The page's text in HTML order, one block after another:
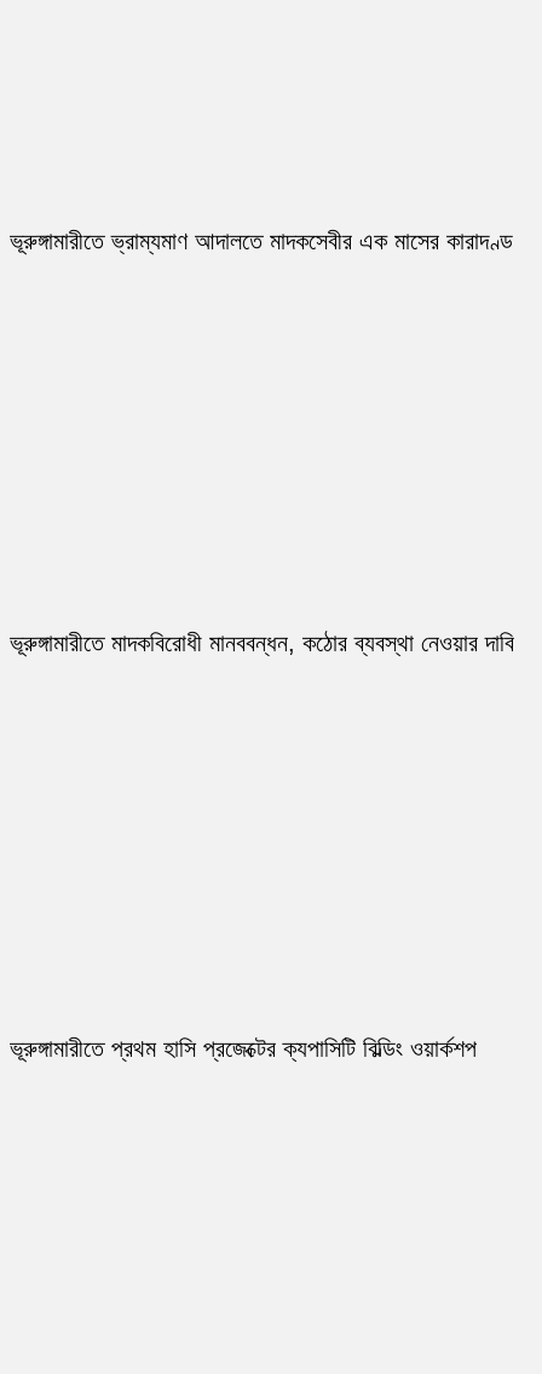
ভূরুঙ্গামারীতে ভ্রাম্যমাণ আদালতে মাদকসেবীর এক মাসের কারাদণ্ড
ভূরুঙ্গামারীতে মাদকবিরোধী মানববন্ধন, কঠোর ব্যবস্থা নেওয়ার দাবি
ভূরুঙ্গামারীতে প্রথম হাসি প্রজেক্টের ক্যপাসিটি বিল্ডিং ওয়ার্কশপ